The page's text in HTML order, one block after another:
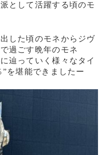
として活躍する頃のモ
した頃のモネからジヴ
過ごす晩年のモネ
辿っていく様々なタイ
を堪能できましたー